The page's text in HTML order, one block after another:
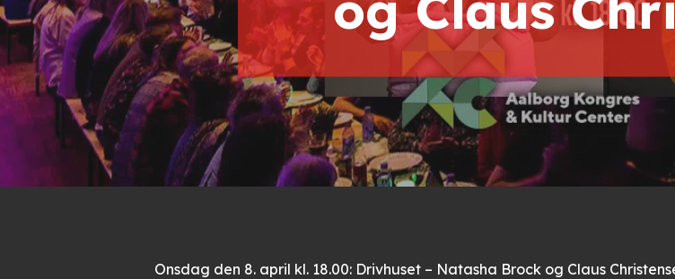
Onsdag den 8. april kl. 18.00: Drivhuset – Natasha Brock og Claus